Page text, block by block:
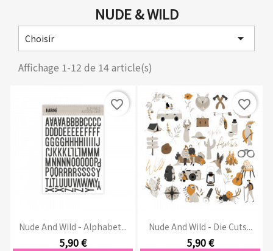
NUDE & WILD
Choisir

Affichage 1-12 de 14 article(s)
Nude And Wild - Alphabet...
5,90 €
favorite_border
Nude And Wild - Die Cuts...
5,90 €
favorite_border